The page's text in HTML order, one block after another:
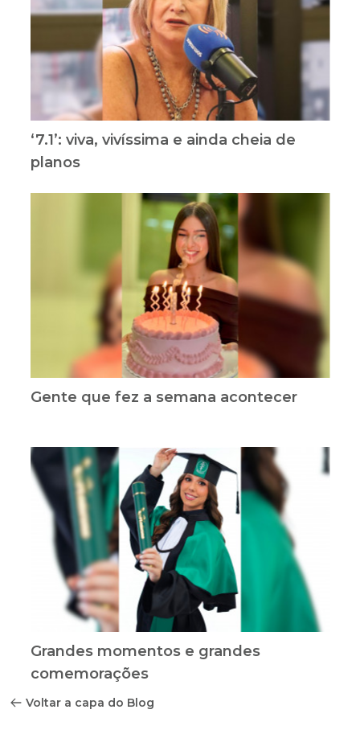
‘7.1’: viva, vivíssima e ainda cheia de
planos
Gente que fez a semana acontecer
Grandes momentos e grandes
comemorações
Voltar a capa do Blog